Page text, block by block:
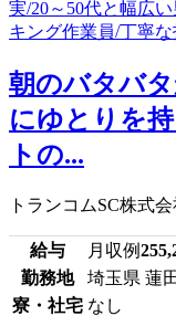
朝のバタバ
にゆとりを
トの...
トランコムSC株式会
給与 月収例
勤務地
埼玉県 蓮
寮・社宅 なし